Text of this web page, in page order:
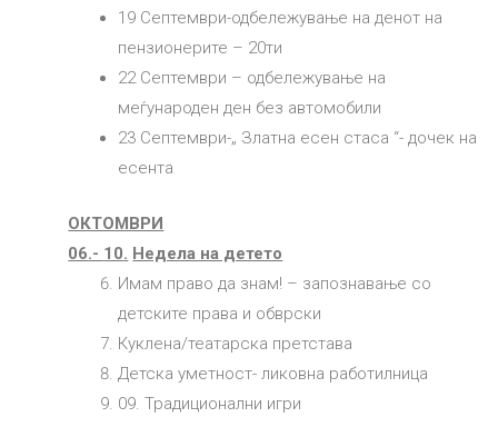
19 Септември-одбележување на денот на
пензионерите – 20ти
22 Септември – одбележување на
меѓународен ден без автомобили
23 Септември-„ Златна есен стаса “- дочек на
есента
ОКТОМВРИ
06.- 10. Недела на детето
Имам право да знам! – запознавање со
детските права и обврски
Куклена/театарска претстава
Детска уметност- ликовна работилница
09. Традиционални игри